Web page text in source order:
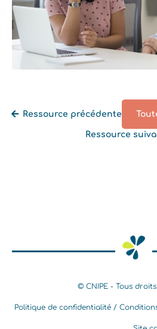
Ressource précédente
Ressource
© CNIPE - Tous
Politique de confidentialité